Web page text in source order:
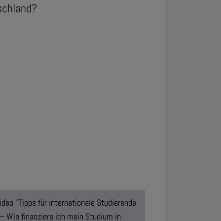
"Tipps für internationale Studierende
– Wie finanziere ich mein Studium in